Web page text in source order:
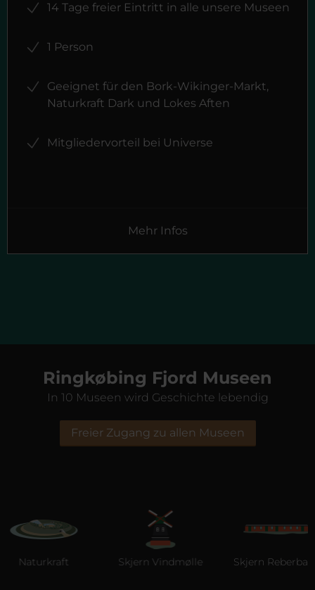
14 Tage freier Eintritt in alle unsere Museen
1 Person
Geeignet für den Bork-Wikinger-Markt,
Naturkraft Dark und Lokes Aften
Mitgliedervorteil bei Universe
Mehr Infos
Ringkøbing Fjord Museen
In 10 Museen wird Geschichte lebendig
Freier Zugang zu allen Museen
Naturkraft Skjern Vindmølle Skjern Reberbane